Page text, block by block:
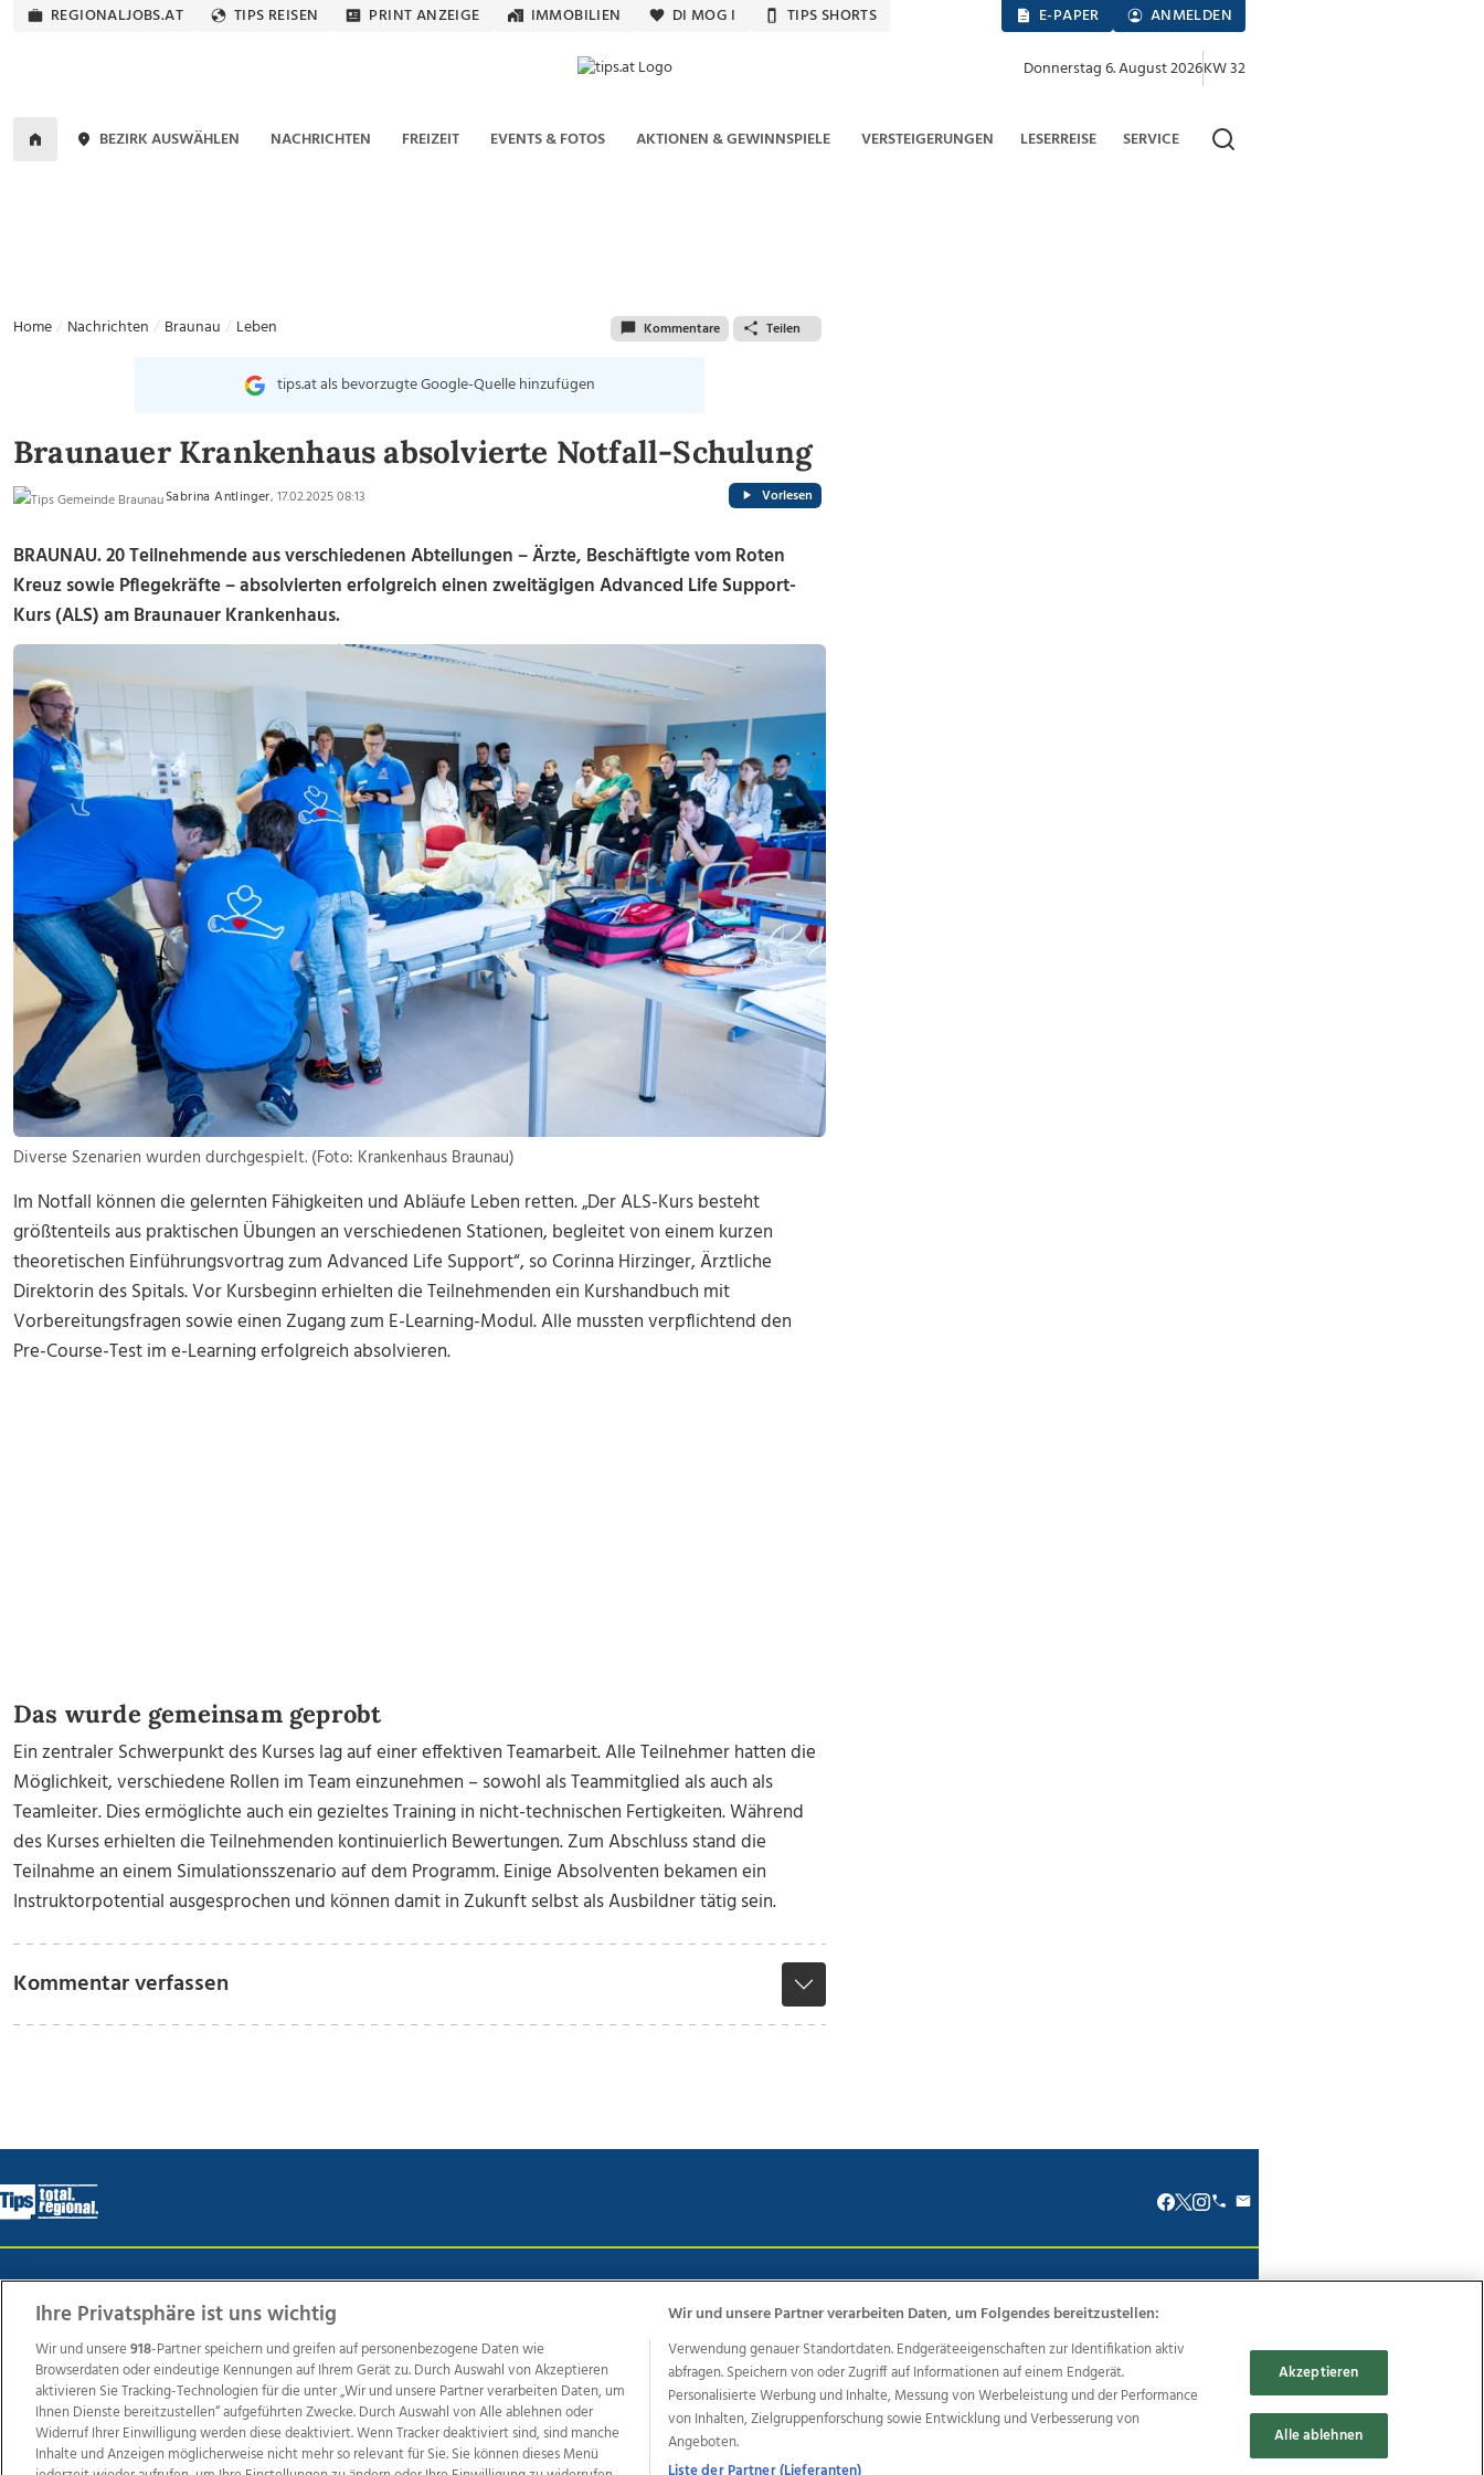
REGIONALJOBS.AT TIPS REISEN PRINT ANZEIGE IMMOBILIEN DI MOG I TIPS SHORTS E-PAPER ANMELDEN
Donnerstag 6. August 2026KW 32
BEZIRK AUSWÄHLEN NACHRICHTEN FREIZEIT EVENTS & FOTOS AKTIONEN & GEWINNSPIELE VERSTEIGERUNGEN LESERREISE SERVICE
Home Nachrichten Braunau Leben Kommentare Teilen
tips.at als bevorzugte Google-Quelle hinzufügen
Braunauer Krankenhaus absolvierte Notfall-Schulung
Sabrina Antlinger, 17.02.2025 08:13 Vorlesen
BRAUNAU.20 Teilnehmende aus verschiedenen Abteilungen – Ärzte, Beschäftigte vom Roten
Kreuz sowie Pflegekräfte – absolvierten erfolgreich einen zweitägigen Advanced Life Support-
Kurs (ALS) am Braunauer Krankenhaus.
Diverse Szenarien wurden durchgespielt. (Foto: Krankenhaus Braunau)
Im Notfall können die gelernten Fähigkeiten und Abläufe Leben retten. „Der ALS-Kurs besteht
größtenteils aus praktischen Übungen an verschiedenen Stationen, begleitet von einem kurzen
theoretischen Einführungsvortrag zum Advanced Life Support“, so Corinna Hirzinger, Ärztliche
Direktorin des Spitals. Vor Kursbeginn erhielten die Teilnehmenden ein Kurshandbuch mit
Vorbereitungsfragen sowie einen Zugang zum E-Learning-Modul. Alle mussten verpflichtend den
Pre-Course-Test im e-Learning erfolgreich absolvieren.
Das wurde gemeinsam geprobt
Ein zentraler Schwerpunkt des Kurses lag auf einer effektiven Teamarbeit. Alle Teilnehmer hatten die
Möglichkeit, verschiedene Rollen im Team einzunehmen – sowohl als Teammitglied als auch als
Teamleiter. Dies ermöglichte auch ein gezieltes Training in nicht-technischen Fertigkeiten. Während
des Kurses erhielten die Teilnehmenden kontinuierlich Bewertungen. Zum Abschluss stand die
Teilnahme an einem Simulationsszenario auf dem Programm. Einige Absolventen bekamen ein
Instruktorpotential ausgesprochen und können damit in Zukunft selbst als Ausbildner tätig sein.
Kommentar verfassen
Weitere Angebote des Medienhauses Wimmer
TV1 di-mog-i.at OÖNow Ischler Woche Life Radio OÖNachrichten OÖN Immobilien OÖN Karriere OÖN Reise
Promenaden Galerien
Regionaljobs
wasistlos.at wirtrauern.at
Ihre Privatsphäre ist uns wichtig
Wir und unsere918-Partner speichern und greifen auf personenbezogene Daten wie
Browserdaten oder eindeutige Kennungen auf Ihrem Gerät zu. Durch Auswahl von Akzeptieren
aktivieren Sie Tracking-Technologien für die unter „Wir und unsere Partner verarbeiten Daten, um
Ihnen Dienste bereitzustellen“ aufgeführten Zwecke. Durch Auswahl von Alle ablehnen oder
Widerruf Ihrer Einwilligung werden diese deaktiviert. Wenn Tracker deaktiviert sind, sind manche
Inhalte und Anzeigen möglicherweise nicht mehr so relevant für Sie. Sie können dieses Menü
Wir und unsere Partner verarbeiten Daten, um Folgendes bereitzustellen:
Verwendung genauer Standortdaten. Endgeräteeigenschaften zur Identifikation aktiv
abfragen. Speichern von oder Zugriff auf Informationen auf einem Endgerät.
Personalisierte Werbung und Inhalte, Messung von Werbeleistung und der Performance
von Inhalten, Zielgruppenforschung sowie Entwicklung und Verbesserung von
Angeboten.
Akzeptieren
Alle ablehnen